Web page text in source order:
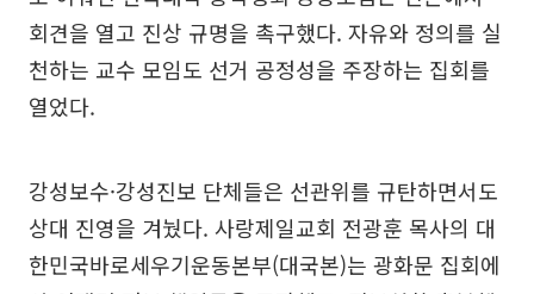
회견을 열고 진상 규명을 촉구했다. 자유와 정의를 실
천하는 교수 모임도 선거 공정성을 주장하는 집회를
열었다.
강성보수·강성진보 단체들은 선관위를 규탄하면서도
상대 진영을 겨눴다. 사랑제일교회 전광훈 목사의 대
한민국바로세우기운동본부(대국본)는 광화문 집회에